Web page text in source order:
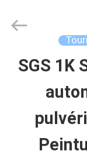
APERÇU
PRODUITS
VIDÉOS
Meklon
SGS 1K